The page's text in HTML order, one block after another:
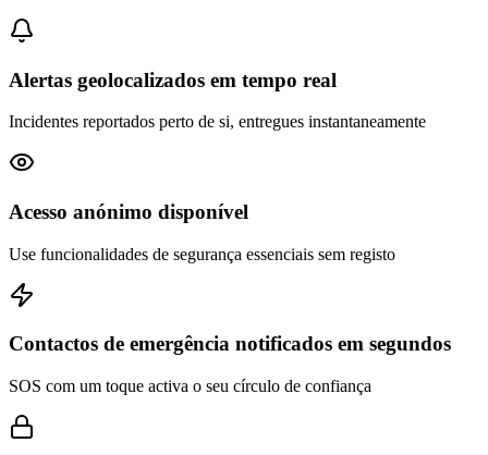
Alertas geolocalizados em tempo real
Incidentes reportados perto de si, entregues instantaneamente
Acesso anónimo disponível
Use funcionalidades de segurança essenciais sem registo
Contactos de emergência notificados em segundos
SOS com um toque activa o seu círculo de confiança